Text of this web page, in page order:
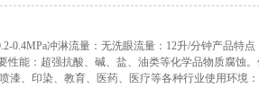
0.4MPa冲淋流量：无洗眼流量：12升/分钟产品特
性能：超强抗酸、碱、盐、油类等化学品物质腐蚀
漆、印染、教育、医药、医疗等各种行业使用环境